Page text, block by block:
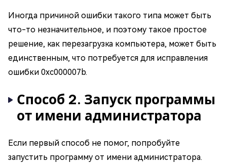
Иногда причиной ошибки такого типа может быть
что-то незначительное, и поэтому такое простое
решение, как перезагрузка компьютера, может быть
единственным, что потребуется для исправления
ошибки 0xc000007b.
Способ 2. Запуск программы
от имени администратора
Если первый способ не помог, попробуйте
запустить программу от имени администратора.